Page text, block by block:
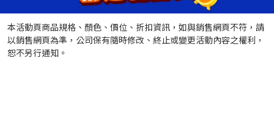
本活動頁商品規格、顏色、價位、折扣資訊，如與銷售網頁不符，請
以銷售網頁為準，公司保有隨時修改、終止或變更活動內容之權利，
恕不另行通知。